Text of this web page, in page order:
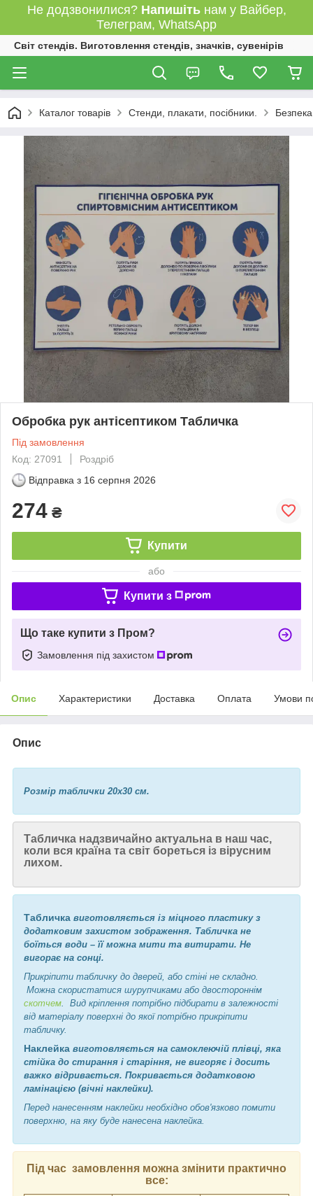
Не додзвонилися? Напишітьнам у Вайбер,
Телеграм, WhatsApp
Світ стендів. Виготовлення стендів, значків, сувенірів
Каталог товарів Стенди, плакати, посібники.
Обробка рук антісептиком Табличка
Під замовлення
Код: 27091
Роздріб
Відправка з 16 серпня 2026
274 ₴
Купити
або
Купити з
Що таке купити з Пром?
Замовлення під захистом
Опис Характеристики Доставка Оплата Умови
Опис
Розмір таблички 20х30 см.
Табличка надзвичайно актуальна в наш час,
коли вся країна та світ бореться із вірусним
лихом.
Табличка виготовляється із міцного пластику з
додатковим захистом зображення. Табличка не
боїться води – її можна мити та витирати. Не
вигорає на сонці.
Прикріпити табличку до дверей, або стіні не складно.
Можна скористатися шурупчиками або двостороннім
скотчем . Вид кріплення потрібно підбирати в залежності
від матеріалу поверхні до якої потрібно прикріпити
табличку.
Наклейка виготовляється на самоклеючій плівці, яка
стійка до стирання і старіння, не вигоряє і досить
важко відривається. Покривається додатковою
ламінацією (вічні наклейки).
Перед нанесенням наклейки необхідно обов'язково помити
поверхню, на яку буде нанесена наклейка.
Під час замовлення можна змінити практично
все: